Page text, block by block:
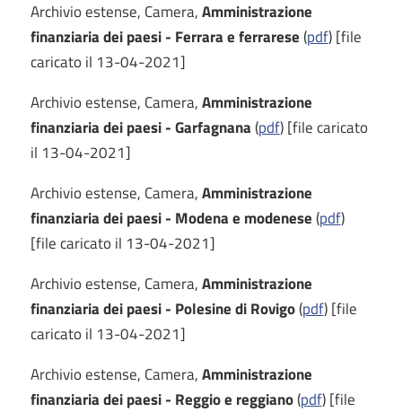
Archivio estense, Camera,Amministrazione
finanziaria dei paesi - Ferrara e ferrarese(pdf) [file
caricato il 13-04-2021]
Archivio estense, Camera,Amministrazione
finanziaria dei paesi - Garfagnana(pdf) [file caricato
il 13-04-2021]
Archivio estense, Camera,Amministrazione
finanziaria dei paesi - Modena e modenese(pdf)
[file caricato il 13-04-2021]
Archivio estense, Camera,Amministrazione
finanziaria dei paesi - Polesine di Rovigo(pdf) [file
caricato il 13-04-2021]
Archivio estense, Camera,Amministrazione
finanziaria dei paesi - Reggio e reggiano(pdf) [file